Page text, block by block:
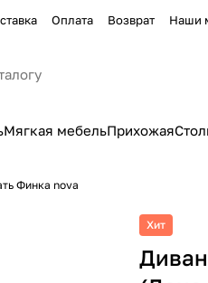
Оплата Возврат Наши
Мягкая мебельПрихожая
Финка nova
Хит